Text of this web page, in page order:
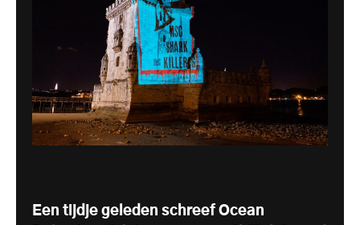
Een tijdje geleden schreef Ocean